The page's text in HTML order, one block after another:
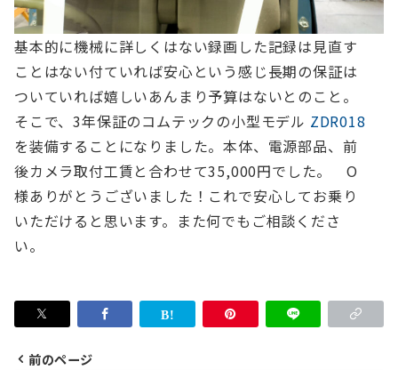
基本的に機械に詳しくはない録画した記録は見直す
ことはない付ていれば安心という感じ長期の保証は
ついていれば嬉しいあんまり予算はないとのこと。
そこで、3年保証のコムテックの小型モデル ZDR018
を装備することになりました。本体、電源部品、前
後カメラ取付工賃と合わせて35,000円でした。
O
様ありがとうございました！これで安心してお乗り
いただけると思います。また何でもご相談くださ
い。
前のページ